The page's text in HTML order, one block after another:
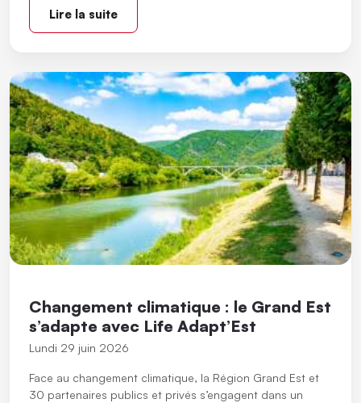
Lire la suite
Changement climatique : le Grand Est
s’adapte avec Life Adapt’Est
Lundi 29 juin 2026
Face au changement climatique, la Région Grand Est et
30 partenaires publics et privés s’engagent dans un